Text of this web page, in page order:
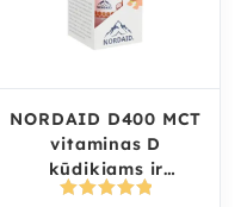
NORDAID D400 MCT
vitaminas D
kūdikiams ir
vaikams, 30 ml.